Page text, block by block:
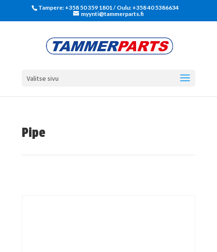
Tampere: +358 50 359 1801‬ / Oulu: +358 40 5386634
myynti@tammerparts.fi
Valitse sivu
Pipe